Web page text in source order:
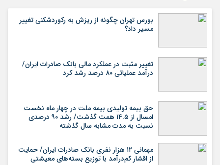
بورس تهران چگونه از ریزش به رکوردشکنی تغییر
مسیر داد؟
تغییر مثبت در عملکرد مالی بانک صادرات ایران/
درآمد عملیاتی ۸۰ درصد رشد کرد
حق بیمه تولیدی بیمه ملت در چهار ماه نخست
امسال از ۱۴.۵ همت گذشت/ رشد ۹۰ درصدی
نسبت به مدت مشابه سال گذشته
مهمانی ۱۲ هزار نفری بانک صادرات ایران/ حمایت
از اقشار کم‌درآمد با توزیع بسته‌های معیشتی